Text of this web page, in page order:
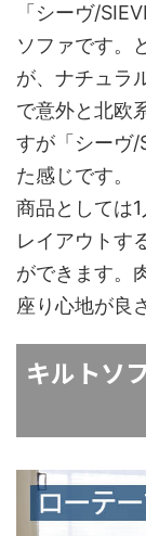
「シーヴ/
ソファです。
が、ナチュラ
で意外と北欧
すが「シーヴ/
た感じです。
商品としては
レイアウトす
ができます。
座り心地が良
キルトソ